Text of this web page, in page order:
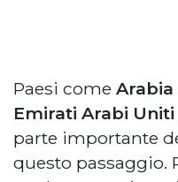
Paesi come Arabia
Emirati Arabi Uniti
parte importante
questo passaggio.